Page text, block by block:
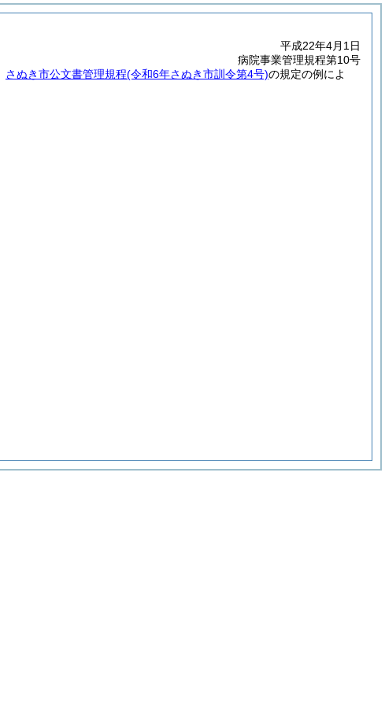
平成22年4月1日
病院事業管理規程第10号
さぬき市公文書管理規程(令和6年さぬき市訓令第4号)の規定の例によ